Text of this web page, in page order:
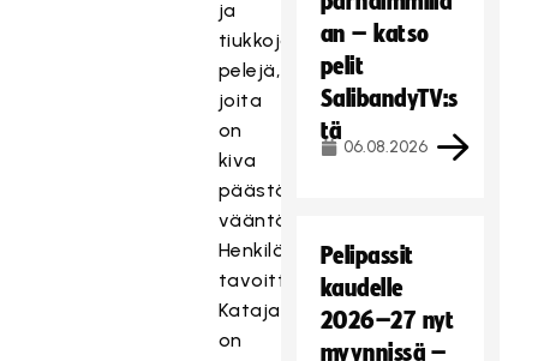
ja
tiukkoja
pelejä,
joita
on
kiva
päästä
vääntämään.
Henkilökohtaisena
tavoitteena
Katajalla
on
an – katso
pelit
SalibandyTV:s
tä
06.08.2026
Pelipassit
kaudelle
2026–27 nyt
myynnissä –